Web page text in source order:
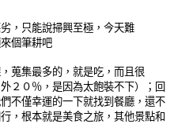
，只能說掃興至極，今天難
個筆耕吧
蒐集最多的，就是吃，而且很
２０％，是因為太飽裝不下）；回
不僅幸運的一下就找到餐廳，還不
，根本就是美食之旅，其他景點和